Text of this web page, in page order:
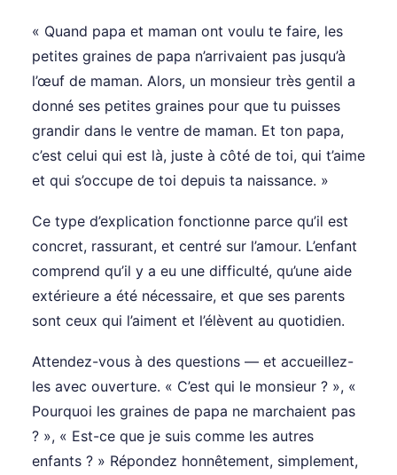
« Quand papa et maman ont voulu te faire, les
petites graines de papa n’arrivaient pas jusqu’à
l’œuf de maman. Alors, un monsieur très gentil a
donné ses petites graines pour que tu puisses
grandir dans le ventre de maman. Et ton papa,
c’est celui qui est là, juste à côté de toi, qui t’aime
et qui s’occupe de toi depuis ta naissance. »
Ce type d’explication fonctionne parce qu’il est
concret, rassurant, et centré sur l’amour. L’enfant
comprend qu’il y a eu une difficulté, qu’une aide
extérieure a été nécessaire, et que ses parents
sont ceux qui l’aiment et l’élèvent au quotidien.
Attendez-vous à des questions — et accueillez-
les avec ouverture. « C’est qui le monsieur ? », «
Pourquoi les graines de papa ne marchaient pas
? », « Est-ce que je suis comme les autres
enfants ? » Répondez honnêtement, simplement,